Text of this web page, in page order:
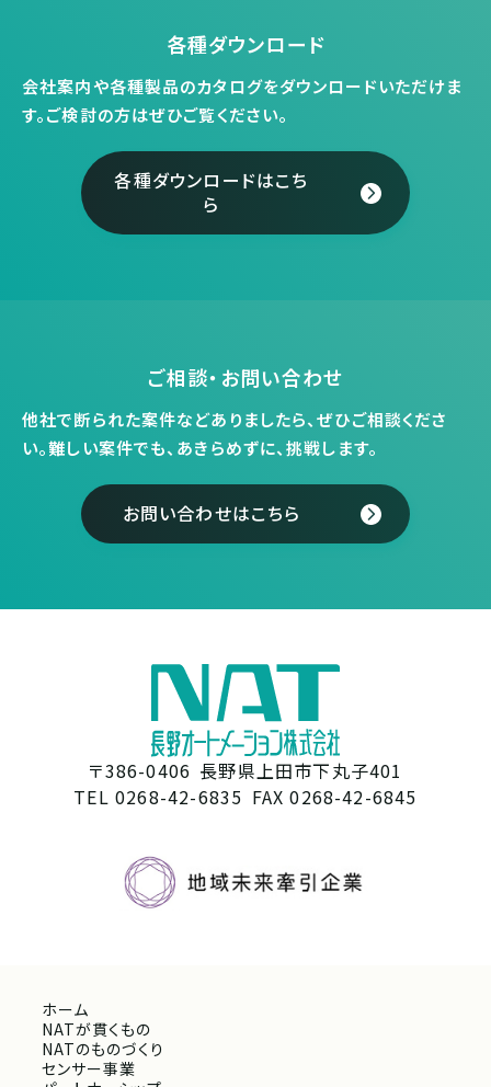
各種ダウンロード
会社案内や各種製品のカタログをダウンロードいただけま
す。ご検討の方はぜひご覧ください。
各種ダウンロードはこち
ら
ご相談・お問い合わせ
他社で断られた案件などありましたら、ぜひご相談くださ
い。難しい案件でも、あきらめずに、挑戦します。
お問い合わせはこちら
〒386-0406 長野県上田市下丸子401
TEL 0268-42-6835 FAX 0268-42-6845
ホーム
NATが貫くもの
NATのものづくり
センサー事業